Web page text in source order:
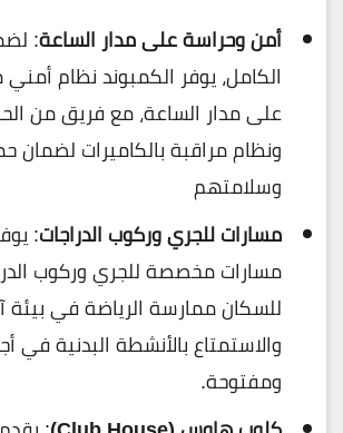
أمن وحراسة على مدار الساعة:
الكامل، يوفر الكمبوند نظام
على مدار الساعة، مع فريق من
ونظام مراقبة بالكاميرات لضمان
وسلامتهم
مسارات للجري وركوب الدراجات:
مسارات مخصصة للجري وركوب
للسكان ممارسة الرياضة في بيئة
والاستمتاع بالأنشطة البدنية في
ومفتوحة.